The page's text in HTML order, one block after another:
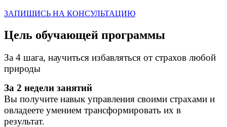
ЗАПИШИСЬ НА КОНСУЛЬТАЦИЮ
Цель обучающей программы
За 4 шага, научиться избавляться от страхов любой
природы
За 2 недели занятий
Вы получите навык управления своими страхами и
овладеете умением трансформировать их в
результат.